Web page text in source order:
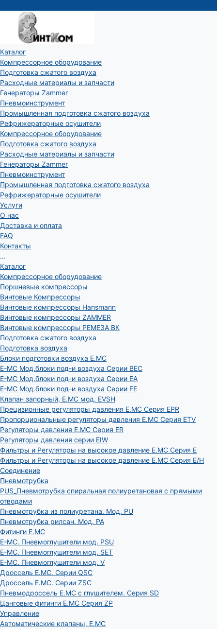
Каталог
Компрессорное оборудование
Подготовка сжатого воздуха
Расходные материалы и запчасти
Генераторы Zammer
Пневмоинструмент
Промышленная подготовка сжатого воздуха
Рефрижераторные осушители
Компрессорное оборудование
Подготовка сжатого воздуха
Расходные материалы и запчасти
Генераторы Zammer
Пневмоинструмент
Промышленная подготовка сжатого воздуха
Рефрижераторные осушители
Услуги
О нас
Доставка и оплата
FAQ
Контакты
...
Каталог
Компрессорное оборудование
Поршневые компрессоры
Винтовые Компрессоры
Винтовые компрессоры Hansmann
Винтовые компрессоры ZAMMER
Винтовые компрессоры РЕМЕЗА ВК
Подготовка сжатого воздуха
Подготовка воздуха
Блоки подготовки воздуха E.MC
E-MC Мод.блоки под-и воздуха Серии BEC
E-MC Мод.блоки под-и воздуха Серии EA
E-MC Мод.блоки под-и воздуха Серии FE
Клапан запорный, E.MC мод. EVSH
Прецизионные регуляторы давления E.MC Серия EPR
Пропорциональные регуляторы давления E.MC Серия ETV
Регуляторы давления E.MC Серия ER
Регуляторы давления серии EIW
Фильтры и Регуляторы на высокое давление E.MC Серия E
Фильтры и Регуляторы на высокое давление E.MC Серия E/H
Соединение
Пневмотрубка
PUS_Пневмотрубка спиральная полиуретановая с прямыми
отводами
Пневмотрубка из полиуретана. Мод. РU
Пневмотрубка рилсан. Мод. PA
Фитинги E.MC
E-MC. Пневмоглушители мод. PSU
E-MC. Пневмоглушители мод. SET
E-MC. Пневмоглушители мод. V
Дроссель E.MC. Серии QSC
Дроссель E.MC. Серии ZSC
Пневмодроссель E.MC с глушителем. Серия SD
Цанговые фитинги E.MC Серия ZP
Управление
Автоматические клапаны, Е.МС